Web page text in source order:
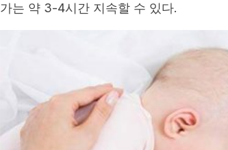
가는 약 3-4시간 지속할 수 있다.